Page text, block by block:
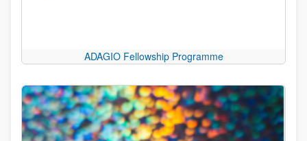
ADAGIO Fellowship Programme